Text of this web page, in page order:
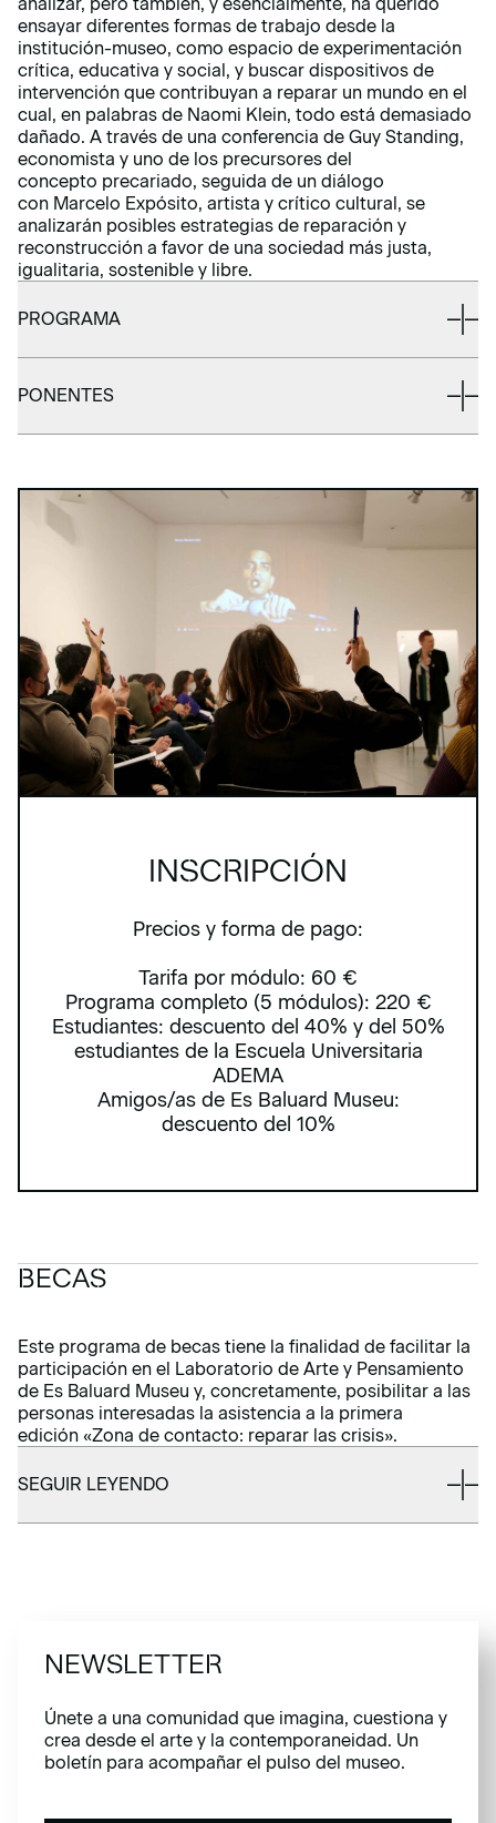
ensayar diferentes formas de trabajo desde la
institución-museo, como espacio de experimentación
crítica, educativa y social, y buscar dispositivos de
intervención que contribuyan a reparar un mundo en el
cual, en palabras de Naomi Klein, todo está demasiado
dañado. A través de una conferencia de Guy Standing,
economista y uno de los precursores del
concepto precariado, seguida de un diálogo
con Marcelo Expósito, artista y crítico cultural, se
analizarán posibles estrategias de reparación y
reconstrucción a favor de una sociedad más justa,
igualitaria, sostenible y libre.
PROGRAMA
PONENTES
INSCRIPCIÓN
Precios y forma de pago:
Tarifa por módulo: 60 €
Programa completo (5 módulos): 220 €
Estudiantes: descuento del 40% y del 50%
estudiantes de la Escuela Universitaria
ADEMA
Amigos/as de Es Baluard Museu:
descuento del 10%
BECAS
Este programa de becas tiene la finalidad de facilitar la
participación en el Laboratorio de Arte y Pensamiento
de Es Baluard Museu y, concretamente, posibilitar a las
personas interesadas la asistencia a la primera
edición «Zona de contacto: reparar las crisis».
SEGUIR LEYENDO
NEWSLETTER
Únete a una comunidad que imagina, cuestiona y
crea desde el arte y la contemporaneidad. Un
boletín para acompañar el pulso del museo.